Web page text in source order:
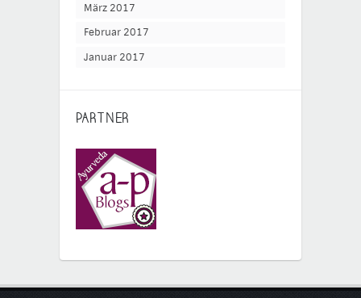
März 2017
Februar 2017
Januar 2017
PARTNER